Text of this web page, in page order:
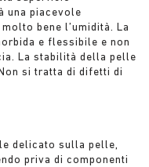
una piacevole
bene l’umidità. La
e flessibile e non
La stabilità della pelle
si tratta di difetti di
delicato sulla pelle,
priva di componenti